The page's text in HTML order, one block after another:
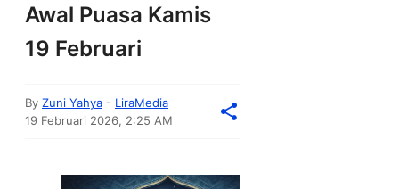
Awal Puasa Kamis
19 Februari
By Zuni Yahya - LiraMedia
19 Februari 2026, 2:25 AM